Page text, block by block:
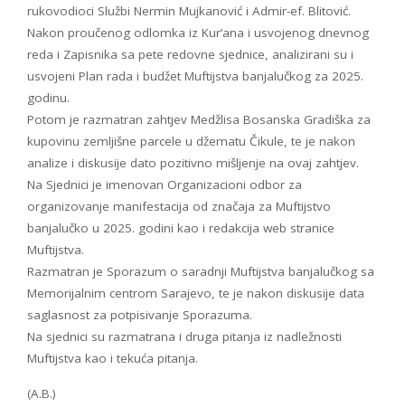
rukovodioci Službi Nermin Mujkanović i Admir-ef. Blitović.
Nakon proučenog odlomka iz Kur’ana i usvojenog dnevnog
reda i Zapisnika sa pete redovne sjednice, analizirani su i
usvojeni Plan rada i budžet Muftijstva banjalučkog za 2025.
godinu.
Potom je razmatran zahtjev Medžlisa Bosanska Gradiška za
kupovinu zemljišne parcele u džematu Čikule, te je nakon
analize i diskusije dato pozitivno mišljenje na ovaj zahtjev.
Na Sjednici je imenovan Organizacioni odbor za
organizovanje manifestacija od značaja za Muftijstvo
banjalučko u 2025. godini kao i redakcija web stranice
Muftijstva.
Razmatran je Sporazum o saradnji Muftijstva banjalučkog sa
Memorijalnim centrom Sarajevo, te je nakon diskusije data
saglasnost za potpisivanje Sporazuma.
Na sjednici su razmatrana i druga pitanja iz nadležnosti
Muftijstva kao i tekuća pitanja.
(A.B.)